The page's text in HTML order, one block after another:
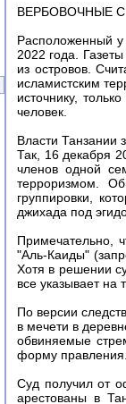
ВЕРБОВОЧНЫЕ
Расположенный у
2022 года.
из островов.
исламистским
источнику,
человек.
Власти Танзании
Так, 16 декабря
членов одной
терроризмом.
группировки,
джихада под
Примечательно,
"Аль-Каиды"
Хотя в решении
все указывает на
По версии
в мечети в
обвиняемые
форму
Суд получил от
арестованы в